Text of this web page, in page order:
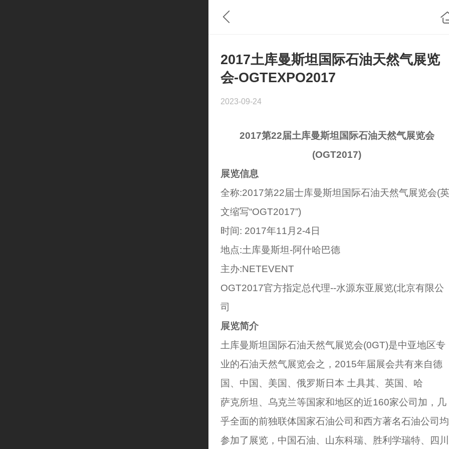
2017土库曼斯坦国际石油天然气展览
会-OGTEXPO2017
2023-09-24
2017第22届土库曼斯坦国际石油天然气展览会
(OGT2017)
展览信息
全称:2017第22届士库曼斯坦国际石油天然气展览会(英
文缩写“OGT2017”)
时间: 2017年11月2-4日
地点:土库曼斯坦-阿什哈巴德
主办:NETEVENT
OGT2017官方指定总代理--水源东亚展览(北京有限公
司
展览简介
土库曼斯坦国际石油天然气展览会(0GT)是中亚地区专
业的石油天然气展览会之，2015年届展会共有来自德
国、中国、美国、俄罗斯日本 土具其、英国、哈
萨克所坦、乌克兰等国家和地区的近160家公司加，几
乎全面的前独联体国家石油公司和西方著名石油公司均
参加了展览，中国石油、山东科瑞、胜利学瑞特、四川